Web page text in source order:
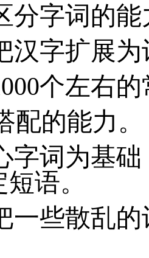
分字词的能
汉字扩展
个左右
配的能力。
字词为基
语。
一些散乱